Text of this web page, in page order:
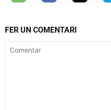
FER UN COMENTARI